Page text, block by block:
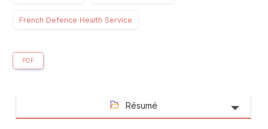
French Defence Health Service
PDF
Résumé